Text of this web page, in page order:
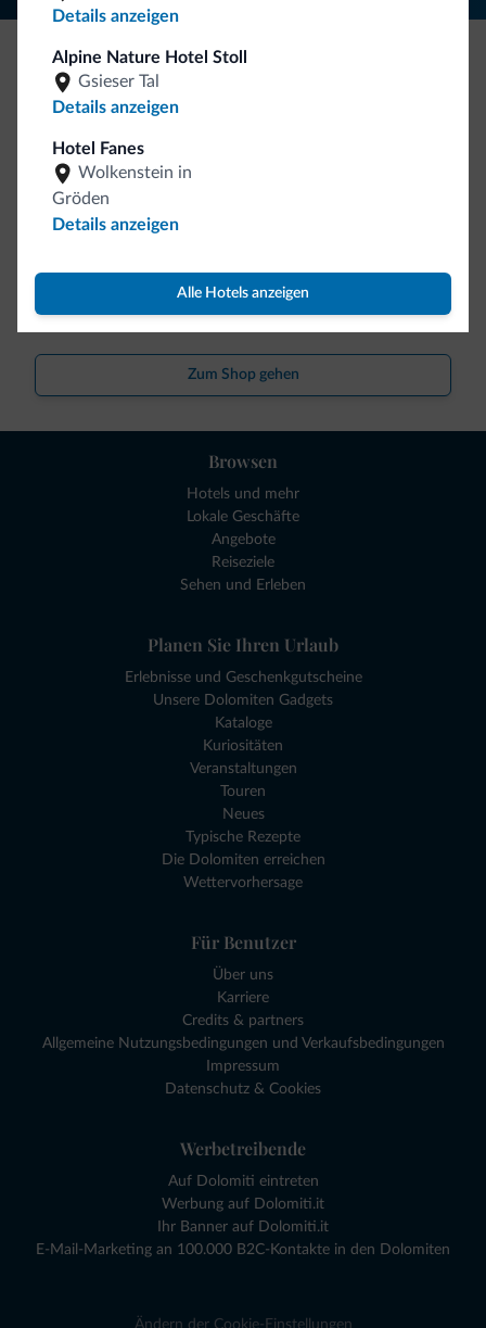
Details anzeigen
Alpine Nature Hotel Stoll
Gsieser Tal
Details anzeigen
Hotel Fanes
Wolkenstein in
Gröden
Details anzeigen
Alle Hotels anzeigen
Seien Sie originell, entdecken Sie die neue
Kollektion
So viele von Ihnen haben uns gefragt. Die neue Kollektion
von Dolomiti.it ist da!
Zum Shop gehen
Browsen
Hotels und mehr
Lokale Geschäfte
Angebote
Reiseziele
Sehen und Erleben
Planen Sie Ihren Urlaub
Erlebnisse und Geschenkgutscheine
Unsere Dolomiten Gadgets
Kataloge
Kuriositäten
Veranstaltungen
Touren
Neues
Typische Rezepte
Die Dolomiten erreichen
Wettervorhersage
Für Benutzer
Über uns
Karriere
Credits & partners
Allgemeine Nutzungsbedingungen und Verkaufsbedingungen
Impressum
Datenschutz & Cookies
Werbetreibende
Auf Dolomiti eintreten
Werbung auf Dolomiti.it
Ihr Banner auf Dolomiti.it
E-Mail-Marketing an 100.000 B2C-Kontakte in den Dolomiten
Ändern der Cookie-Einstellungen